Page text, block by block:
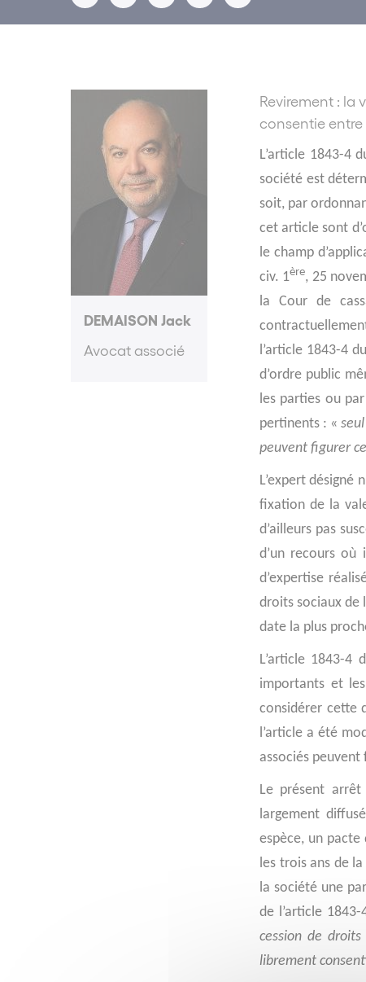
DEMAISON Jack
Avocat associé
Revirement : la
consentie entre
L’article 1843-4
société est
soit, par
cet article sont
le champ
civ. 1ère, 25
la Cour de
l’article 1843-4
d’ordre public
les parties ou
pertinents : «
peuvent figurer
L’expert désigné
fixation de la
d’ailleurs pas
d’un recours
d’expertise
droits sociaux de
date la plus
L’article 1843-4
importants et
considérer cette
l’article a été
associés peuvent
Le présent arrêt
largement
espèce, un
les trois ans de
la société une
de l’article
cession de
librement